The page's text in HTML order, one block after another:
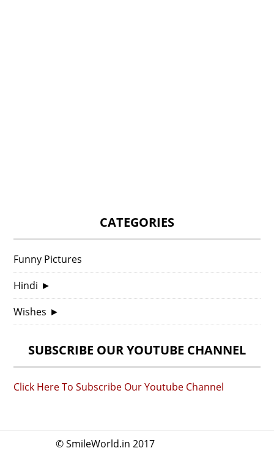
CATEGORIES
Funny Pictures
Hindi ►
Wishes ►
SUBSCRIBE OUR YOUTUBE CHANNEL
Click Here To Subscribe Our Youtube Channel
© SmileWorld.in 2017